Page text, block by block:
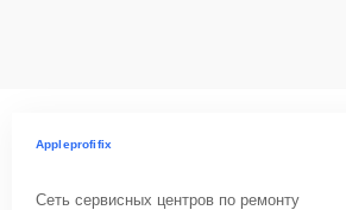
Appleprofifix
Сеть сервисных центров по ремонту